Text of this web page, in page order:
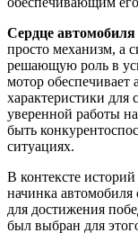
Сердце автомобиля
просто механизм, а
решающую роль в
мотор
характеристики
уверенной работы
быть
ситуациях.
В контексте
начинка автомобиля
для достижения
был выбран для